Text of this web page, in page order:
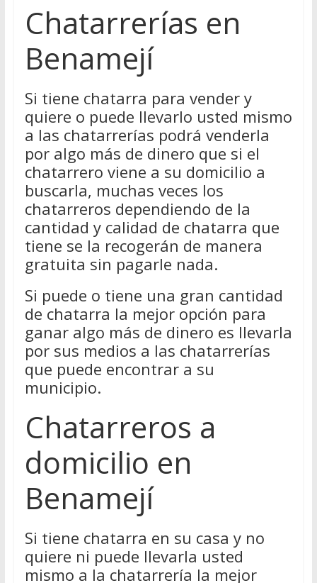
Chatarrerías en
Benamejí
Si tiene chatarra para vender y
quiere o puede llevarlo usted mismo
a las chatarrerías podrá venderla
por algo más de dinero que si el
chatarrero viene a su domicilio a
buscarla, muchas veces los
chatarreros dependiendo de la
cantidad y calidad de chatarra que
tiene se la recogerán de manera
gratuita sin pagarle nada.
Si puede o tiene una gran cantidad
de chatarra la mejor opción para
ganar algo más de dinero es llevarla
por sus medios a las chatarrerías
que puede encontrar a su
municipio.
Chatarreros a
domicilio en
Benamejí
Si tiene chatarra en su casa y no
quiere ni puede llevarla usted
mismo a la chatarrería la mejor